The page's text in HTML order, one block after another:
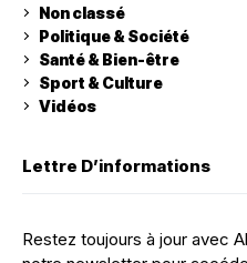
Non classé
Politique & Société
Santé & Bien-être
Sport & Culture
Vidéos
Lettre D’informations
Restez toujours à jour avec